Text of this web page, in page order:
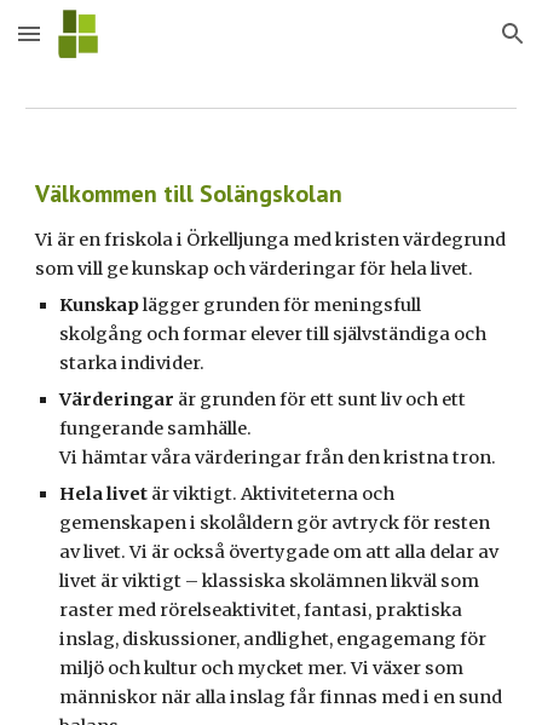
Skip to main content Skip to navigation
Välkommen till Solängskolan
Vi är en friskolai Örkelljunga med kristen värdegrund
som vill ge kunskap och värderingar för hela livet.
Kunskaplägger grunden för meningsfull
skolgång och formar elever till självständiga och
starka individer.
Värderingar är grunden för ett sunt liv och ett
fungerande samhälle.
Vi hämtar våra värderingar från den kristna tron.
Hela livet är viktigt. Aktiviteterna och
gemenskapen i skolåldern gör avtryck för resten
av livet. Vi är också övertygade om att alla delar av
livet är viktigt – klassiska skolämnen likväl som
raster med rörelseaktivitet, fantasi, praktiska
inslag, diskussioner, andlighet, engagemang för
miljö och kultur och mycket mer. Vi växer som
människor när alla inslag får finnas med i en sund